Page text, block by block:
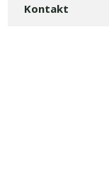
Kontakt